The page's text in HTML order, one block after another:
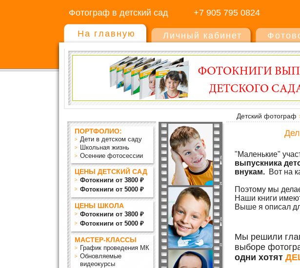
Фотограф в детский сад +7 905 795 0824
На главную Личный кабинет
Детский фотограф
ПОРТФОЛИО:
Дети в детском саду
Школьная жизнь
Осенние фотосессии
ЦЕНЫ ДЕТСКИЙ САД
Фотокниги от 3800 ₽
Фотокниги от 5000 ₽
ЦЕНЫ ШКОЛА
Фотокниги от 3800 ₽
Фотокниги от 5000 ₽
МАСТЕР-КЛАССЫ
График проведения МК
Обновляемые
видеокурсы
"Маленькие"
выпускника
внукам. Вот на
Поэтому мы
Наши книги
Выше я описал
Мы решили
выборе
одни хотят